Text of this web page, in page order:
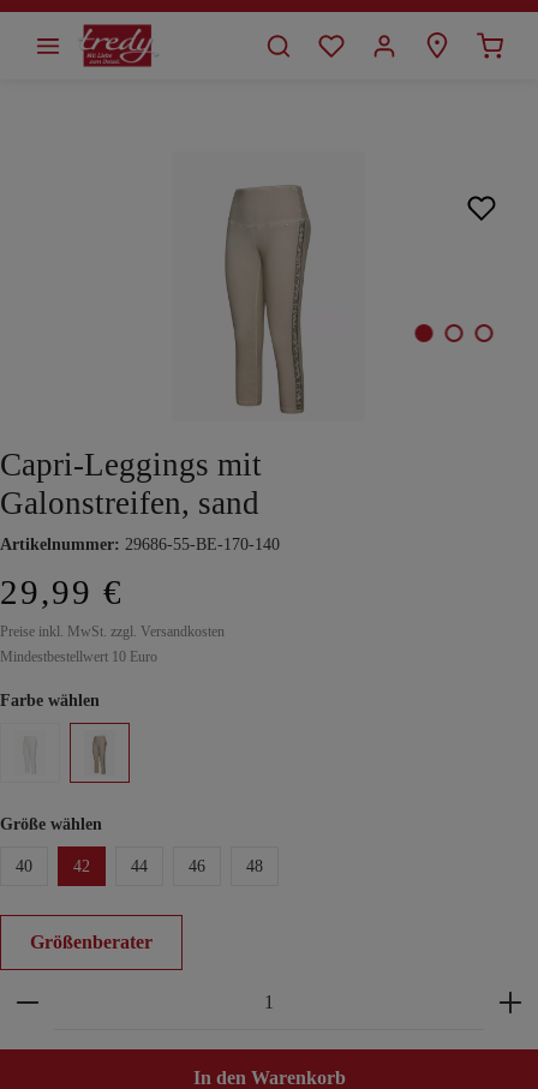
springen
Capri-Leggings mit
Galonstreifen, sand
Artikelnummer: 29686-55-BE-170-140
29,99 €
Preise inkl. MwSt. zzgl. Versandkosten
Mindestbestellwert 10 Euro
Farbe wählen
Größe wählen
40 42 44 46 48
Größenberater
Produkt Anzahl: Gib den gewünschten Wert ein
In den Warenkorb